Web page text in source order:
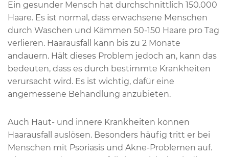
Ein gesunder Mensch hat durchschnittlich 150.000
Haare. Es ist normal, dass erwachsene Menschen
durch Waschen und Kämmen 50-150 Haare pro Tag
verlieren. Haarausfall kann bis zu 2 Monate
andauern. Hält dieses Problem jedoch an, kann das
bedeuten, dass es durch bestimmte Krankheiten
verursacht wird. Es ist wichtig, dafür eine
angemessene Behandlung anzubieten.
Auch Haut- und innere Krankheiten können
Haarausfall auslösen. Besonders häufig tritt er bei
Menschen mit Psoriasis und Akne-Problemen auf.